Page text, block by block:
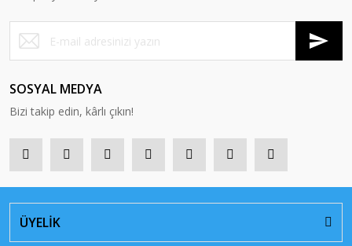
SOSYAL MEDYA
Bizi takip edin, kârlı çıkın!
ÜYELİK